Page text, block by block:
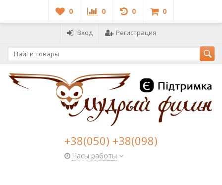
0 0 0 0
Вход Регистрация
+38(050) +38(098)
Часы работы